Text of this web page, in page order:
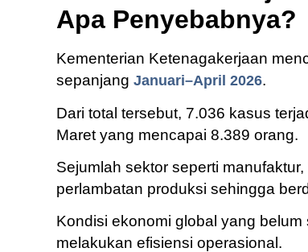
Apa Penyebabnya?
Kementerian Ketenagakerjaan
sepanjang Januari–April 2026.
Dari total tersebut, 7.036 kasus
Maret yang mencapai 8.389 orang.
Sejumlah sektor seperti
perlambatan produksi sehingga
Kondisi ekonomi global yang
melakukan efisiensi operasional.